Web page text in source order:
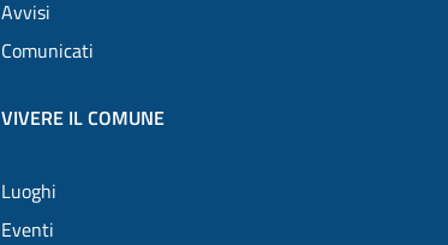
Avvisi
Comunicati
VIVERE IL COMUNE
Luoghi
Eventi